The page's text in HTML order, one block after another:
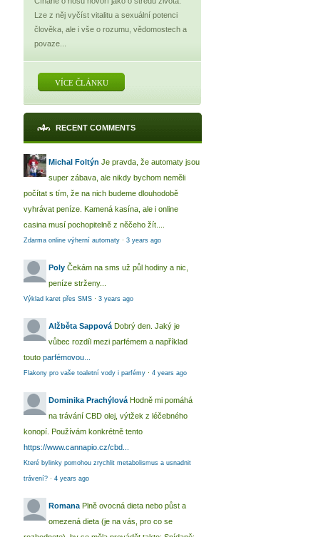
Lze z něj vyčíst vitalitu a sexuální potenci
člověka, ale i vše o rozumu, vědomostech a
povaze...
VÍCE ČLÁNKU
RECENT COMMENTS
Michal Foltýn Je pravda, že automaty jsou
super zábava, ale nikdy bychom neměli
počítat s tím, že na nich budeme dlouhodobě
vyhrávat peníze. Kamená kasína, ale i online
casina musí pochopitelně z něčeho žít....
Zdarma online výherní automaty · 3 years ago
Poly Čekám na sms už půl hodiny a nic,
peníze strženy...
Výklad karet přes SMS · 3 years ago
Alžběta Sappová Dobrý den. Jaký je
vůbec rozdíl mezi parfémem a například
touto parfémovou...
Flakony pro vaše toaletní vody i parfémy · 4 years ago
Dominika Prachýlová Hodně mi pomáhá
na trávání CBD olej, výtžek z léčebného
konopí. Používám konkrétně tento
https://www.cannapio.cz/cbd...
Které bylinky pomohou zrychlit metabolismus a usnadnit
trávení? · 4 years ago
Romana Plně ovocná dieta nebo půst a
omezená dieta (je na vás, pro co se